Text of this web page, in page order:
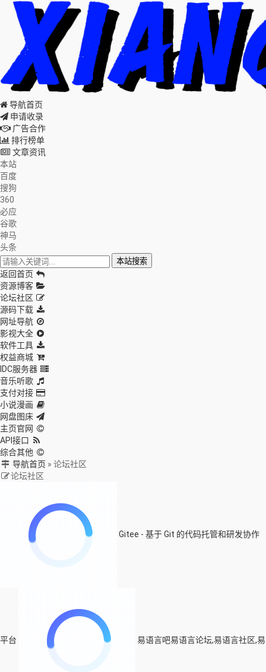
导航首页
申请收录
广告合作
排行榜单
文章资讯
本站
百度
搜狗
360
必应
谷歌
神马
头条
本站搜索
返回首页
资源博客
论坛社区
源码下载
网址导航
影视大全
软件工具
权益商城
IDC服务器
音乐听歌
支付对接
小说漫画
网盘图床
主页官网
API接口
综合其他
导航首页 » 论坛社区
论坛社区
Gitee - 基于 Git 的代码托管和研发协作
平台 易语言吧易语言论坛,易语言社区,易